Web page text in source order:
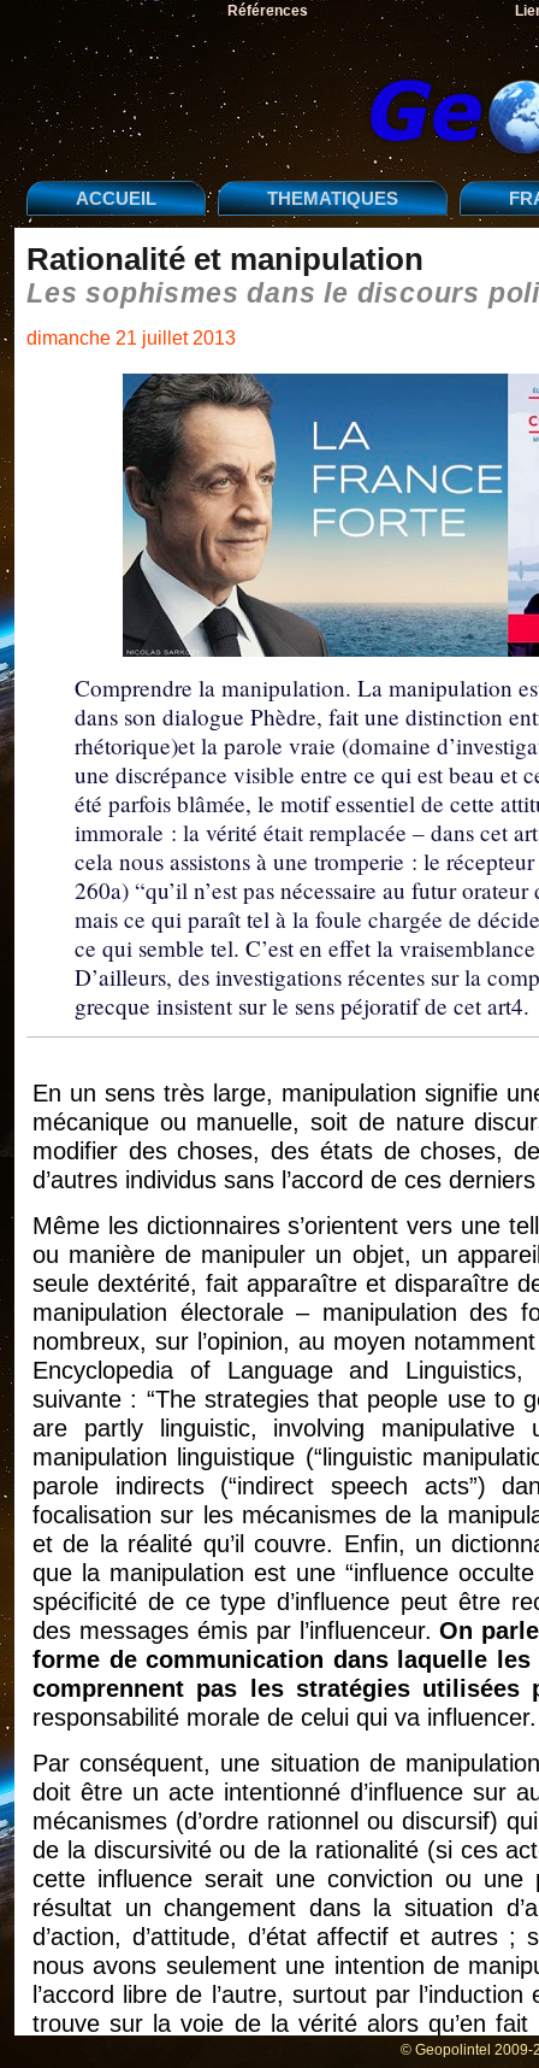
Références
ACCUEIL THEMATIQUES
Rationalité et manipulation
Les sophismes dans le discours
dimanche 21 juillet 2013
Comprendre la manipulation. La manipulation
dans son dialogue Phèdre, fait une distinction
rhétorique)et la parole vraie (domaine
une discrépance visible entre ce qui est beau et
été parfois blâmée, le motif essentiel de cette
immorale : la vérité était remplacée – dans cet
cela nous assistons à une tromperie : le
260a) “qu’il n’est pas nécessaire au futur
mais ce qui paraît tel à la foule chargée de
ce qui semble tel. C’est en effet la
D’ailleurs, des investigations récentes sur la
grecque insistent sur le sens péjoratif de cet art4.
En un sens très large, manipulation signifie
mécanique ou manuelle, soit de nature
modifier des choses, des états de choses,
d’autres individus sans l’accord de ces
Même les dictionnaires s’orientent vers une
ou manière de manipuler un objet, un
seule dextérité, fait apparaître et disparaître
manipulation électorale – manipulation des
nombreux, sur l’opinion, au moyen
Encyclopedia of Language and
suivante : “The strategies that people use to
are partly linguistic, involving
manipulation linguistique (“linguistic
parole indirects (“indirect speech acts”)
focalisation sur les mécanismes de la
et de la réalité qu’il couvre. Enfin, un
que la manipulation est une “influence
spécificité de ce type d’influence peut être
des messages émis par l’influenceur.On
forme de communication dans laquelle
comprennent pas les stratégies utilisées
responsabilité morale de celui qui va influencer.
Par conséquent, une situation de
doit être un acte intentionné d’influence sur
mécanismes (d’ordre rationnel ou discursif)
de la discursivité ou de la rationalité (si ces
cette influence serait une conviction ou
résultat un changement dans la situation
d’action, d’attitude, d’état affectif et autres
nous avons seulement une intention de
l’accord libre de l’autre, surtout par
trouve sur la voie de la vérité alors qu’en
idée grâce aux arguments invoqués par© Geopolintel 2009-